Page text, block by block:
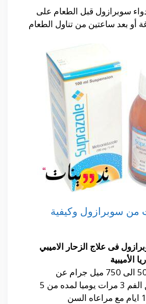
سوبرازول قبل الطعام على
أو بعد ساعتين من تناول الطعام
من سوبرازول وكيفية
فى علاج الزحار الاميبي
الأميبية
من 500 الى 750 ميل جرام عن
طريق الفم 3 مرات يوميا لمده من 5